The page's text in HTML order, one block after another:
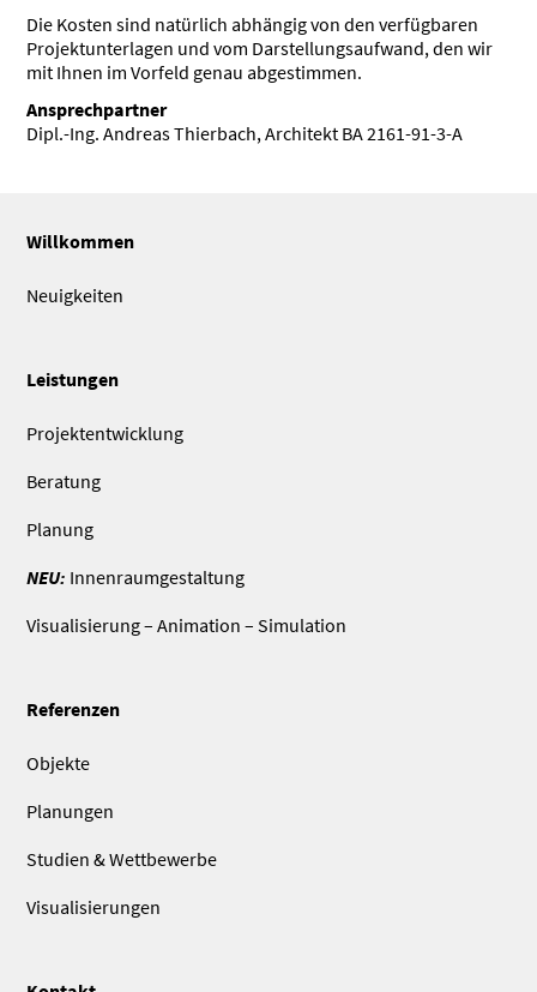
Die Kosten sind natürlich abhängig von den verfügbaren
Projektunterlagen und vom Darstellungsaufwand, den wir
mit Ihnen im Vorfeld genau abgestimmen.
Ansprechpartner
Dipl.-Ing. Andreas Thierbach, Architekt BA 2161-91-3-A
Willkommen
Neuigkeiten
Leistungen
Projektentwicklung
Beratung
Planung
NEU: Innenraumgestaltung
Visualisierung – Animation – Simulation
Referenzen
Objekte
Planungen
Studien & Wettbewerbe
Visualisierungen